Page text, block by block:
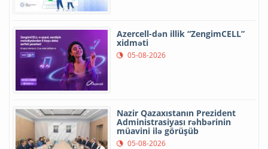
Azercell-dən illik “ZengimCELL”
xidməti
05-08-2026
Nazir Qazaxıstanın Prezident
Administrasiyası rəhbərinin
müavini ilə görüşüb
05-08-2026